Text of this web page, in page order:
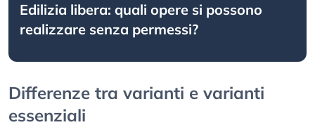
Edilizia libera: quali opere si possono
realizzare senza permessi?
Differenze tra varianti e varianti
essenziali